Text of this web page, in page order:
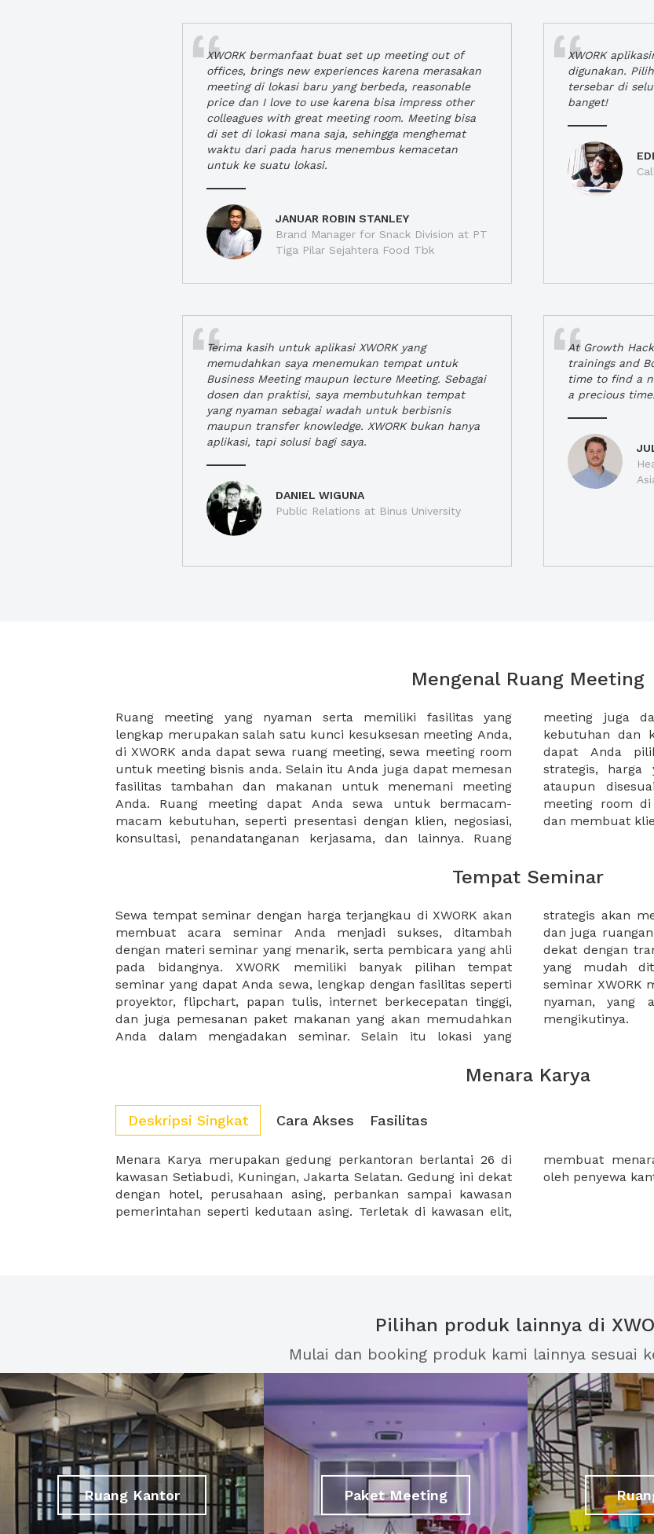
XWORK bermanfaat buat set up meeting out of
offices, brings new experiences karena merasakan
meeting di lokasi baru yang berbeda, reasonable
price dan I love to use karena bisa impress other
colleagues with great meeting room. Meeting bisa
di set di lokasi mana saja, sehingga menghemat
waktu dari pada harus menembus kemacetan
untuk ke suatu lokasi.
JANUAR ROBIN STANLEY
Brand Manager for Snack Division at PT
Tiga Pilar Sejahtera Food Tbk
XWORK
digunakan.
tersebar di
banget!
Terima kasih untuk aplikasi XWORK yang
memudahkan saya menemukan tempat untuk
Business Meeting maupun lecture Meeting. Sebagai
dosen dan praktisi, saya membutuhkan tempat
yang nyaman sebagai wadah untuk berbisnis
maupun transfer knowledge. XWORK bukan hanya
aplikasi, tapi solusi bagi saya.
DANIEL WIGUNA
Public Relations at Binus University
At Growth
trainings and
time to find a
a precious
Mengenal Ruang Meeting
Ruang meeting yang nyaman serta memiliki fasilitas yang
lengkap merupakan salah satu kunci kesuksesan meeting Anda,
di XWORK anda dapat sewa ruang meeting, sewa meeting room
untuk meeting bisnis anda. Selain itu Anda juga dapat memesan
fasilitas tambahan dan makanan untuk menemani meeting
Anda. Ruang meeting dapat Anda sewa untuk bermacam-
macam kebutuhan, seperti presentasi dengan klien, negosiasi,
konsultasi, penandatanganan kerjasama, dan lainnya. Ruang
meeting juga dapat diatur susunan tempat duduk sesuai
kebutuhan dan ketersediaan ruangan. Ribuan ruang meeting
dapat Anda pilih berdasarkan corak interior, lokasi yang
strategis, harga yang sesuai dengan budget meeting Anda,
ataupun disesuaikan dengan kebutuhan klien Anda. Sewa
meeting room di XWORK akan mempermudah meeting Anda
dan membuat
Tempat Seminar
Sewa tempat seminar dengan harga terjangkau di XWORK akan
membuat acara seminar Anda menjadi sukses, ditambah
dengan materi seminar yang menarik, serta pembicara yang ahli
pada bidangnya. XWORK memiliki banyak pilihan tempat
seminar yang dapat Anda sewa, lengkap dengan fasilitas seperti
proyektor, flipchart, papan tulis, internet berkecepatan tinggi,
dan juga pemesanan paket makanan yang akan memudahkan
Anda dalam mengadakan seminar. Selain itu lokasi yang
strategis akan membuat Seminar anda diminati orang banyak,
dan juga ruangan Seminar XWORK memiliki akses yang mudah,
dekat dengan transportasi umum, jalan raya maupun titik-titik
yang mudah ditemukan serta mudah dijangkau. Ruangan
seminar XWORK memiliki interior serta desain yang menarik dan
nyaman, yang akan membuat peserta seminar semangat
mengikutinya.
Menara Karya
Deskripsi Singkat Cara Akses Fasilitas
Menara Karya merupakan gedung perkantoran berlantai 26 di
kawasan Setiabudi, Kuningan, Jakarta Selatan. Gedung ini dekat
dengan hotel, perusahaan asing, perbankan sampai kawasan
pemerintahan seperti kedutaan asing. Terletak di kawasan elit,
membuat menara Karya menjadi gedung yang banyak dicari
oleh penyewa
Pilihan produk lainnya di
Mulai dan booking produk kami lainnya sesuai
Ruang Kantor Paket Meeting